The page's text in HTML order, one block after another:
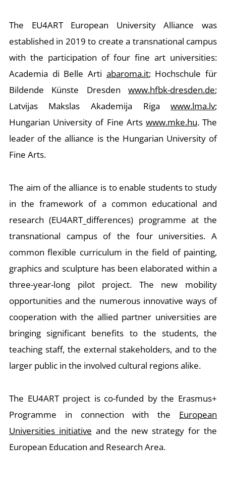
The EU4ART European University Alliance was
established in 2019 to create a transnational campus
with the participation of four fine art universities:
Academia di Belle Arti abaroma.it; Hochschule für
Bildende Künste Dresdenwww.hfbk-dresden.de;
Latvijas Makslas Akademija Rigawww.lma.lv;
Hungarian University of Fine Arts www.mke.hu. The
leader of the alliance is the Hungarian University of
Fine Arts.
The aim of the alliance is to enable students to study
in the framework of a common educational and
research (EU4ART_differences) programme at the
transnational campus of the four universities. A
common flexible curriculum in the field of painting,
graphics and sculpture has been elaborated within a
three-year-long pilot project. The new mobility
opportunities and the numerous innovative ways of
cooperation with the allied partner universities are
bringing significant benefits to the students, the
teaching staff, the external stakeholders, and to the
larger public in the involved cultural regions alike.
The EU4ART project is co-funded by the Erasmus+
Programme in connection with the European
Universities initiative and the new strategy for the
European Education and Research Area.